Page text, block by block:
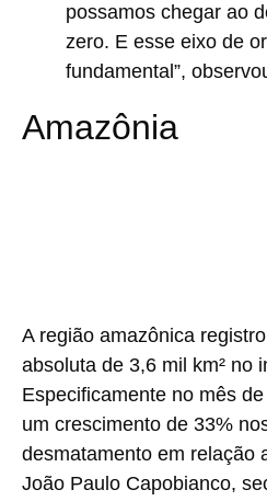
possamos chegar ao
zero. E esse eixo de
fundamental”,
Amazônia
A região amazônica
absoluta de 3,6 mil km² no
Especificamente no mês
um crescimento de 33%
desmatamento em relação
João Paulo Capobianco,